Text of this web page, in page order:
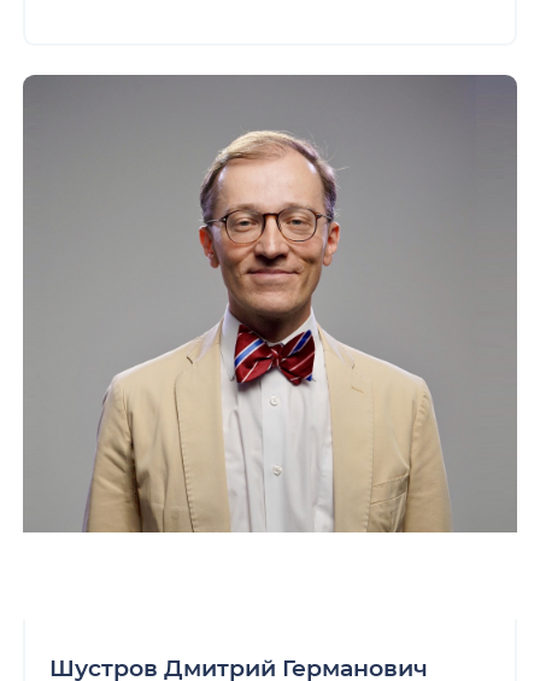
Шустров Дмитрий Германович